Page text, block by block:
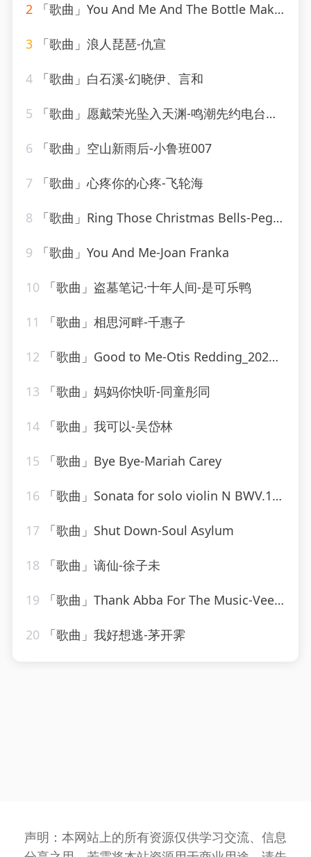
2 「歌曲」You And Me And The Bottle Makes 3 Tonight (Baby) [made popular by Big Bad Voodoo Daddy] [vocal version]
3 「歌曲」浪人琵琶-仇宣
4 「歌曲」白石溪-幻晓伊、言和
5 「歌曲」愿戴荣光坠入天渊-鸣潮先约电台、jixwang、VISION SOUND
6 「歌曲」空山新雨后-小鲁班007
7 「歌曲」心疼你的心疼-飞轮海
8 「歌曲」Ring Those Christmas Bells-Peggy Lee
9 「歌曲」You And Me-Joan Franka
10 「歌曲」盗墓笔记·十年人间-是可乐鸭
11 「歌曲」相思河畔-千惠子
12 「歌曲」Good to Me-Otis Redding_20260807_131528
13 「歌曲」妈妈你快听-同童彤同
14 「歌曲」我可以-吴岱林
15 「歌曲」Bye Bye-Mariah Carey
16 「歌曲」Sonata for solo violin N BWV.1001 in G minor - I. Adagio-gidon kremer
17 「歌曲」Shut Down-Soul Asylum
18 「歌曲」谪仙-徐子未
19 「歌曲」Thank Abba For The Music-Vee Sing Zone
20 「歌曲」我好想逃-茅开霁
声明：本网站上的所有资源仅供学习交流、信息